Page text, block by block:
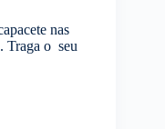
nas
Traga o seu